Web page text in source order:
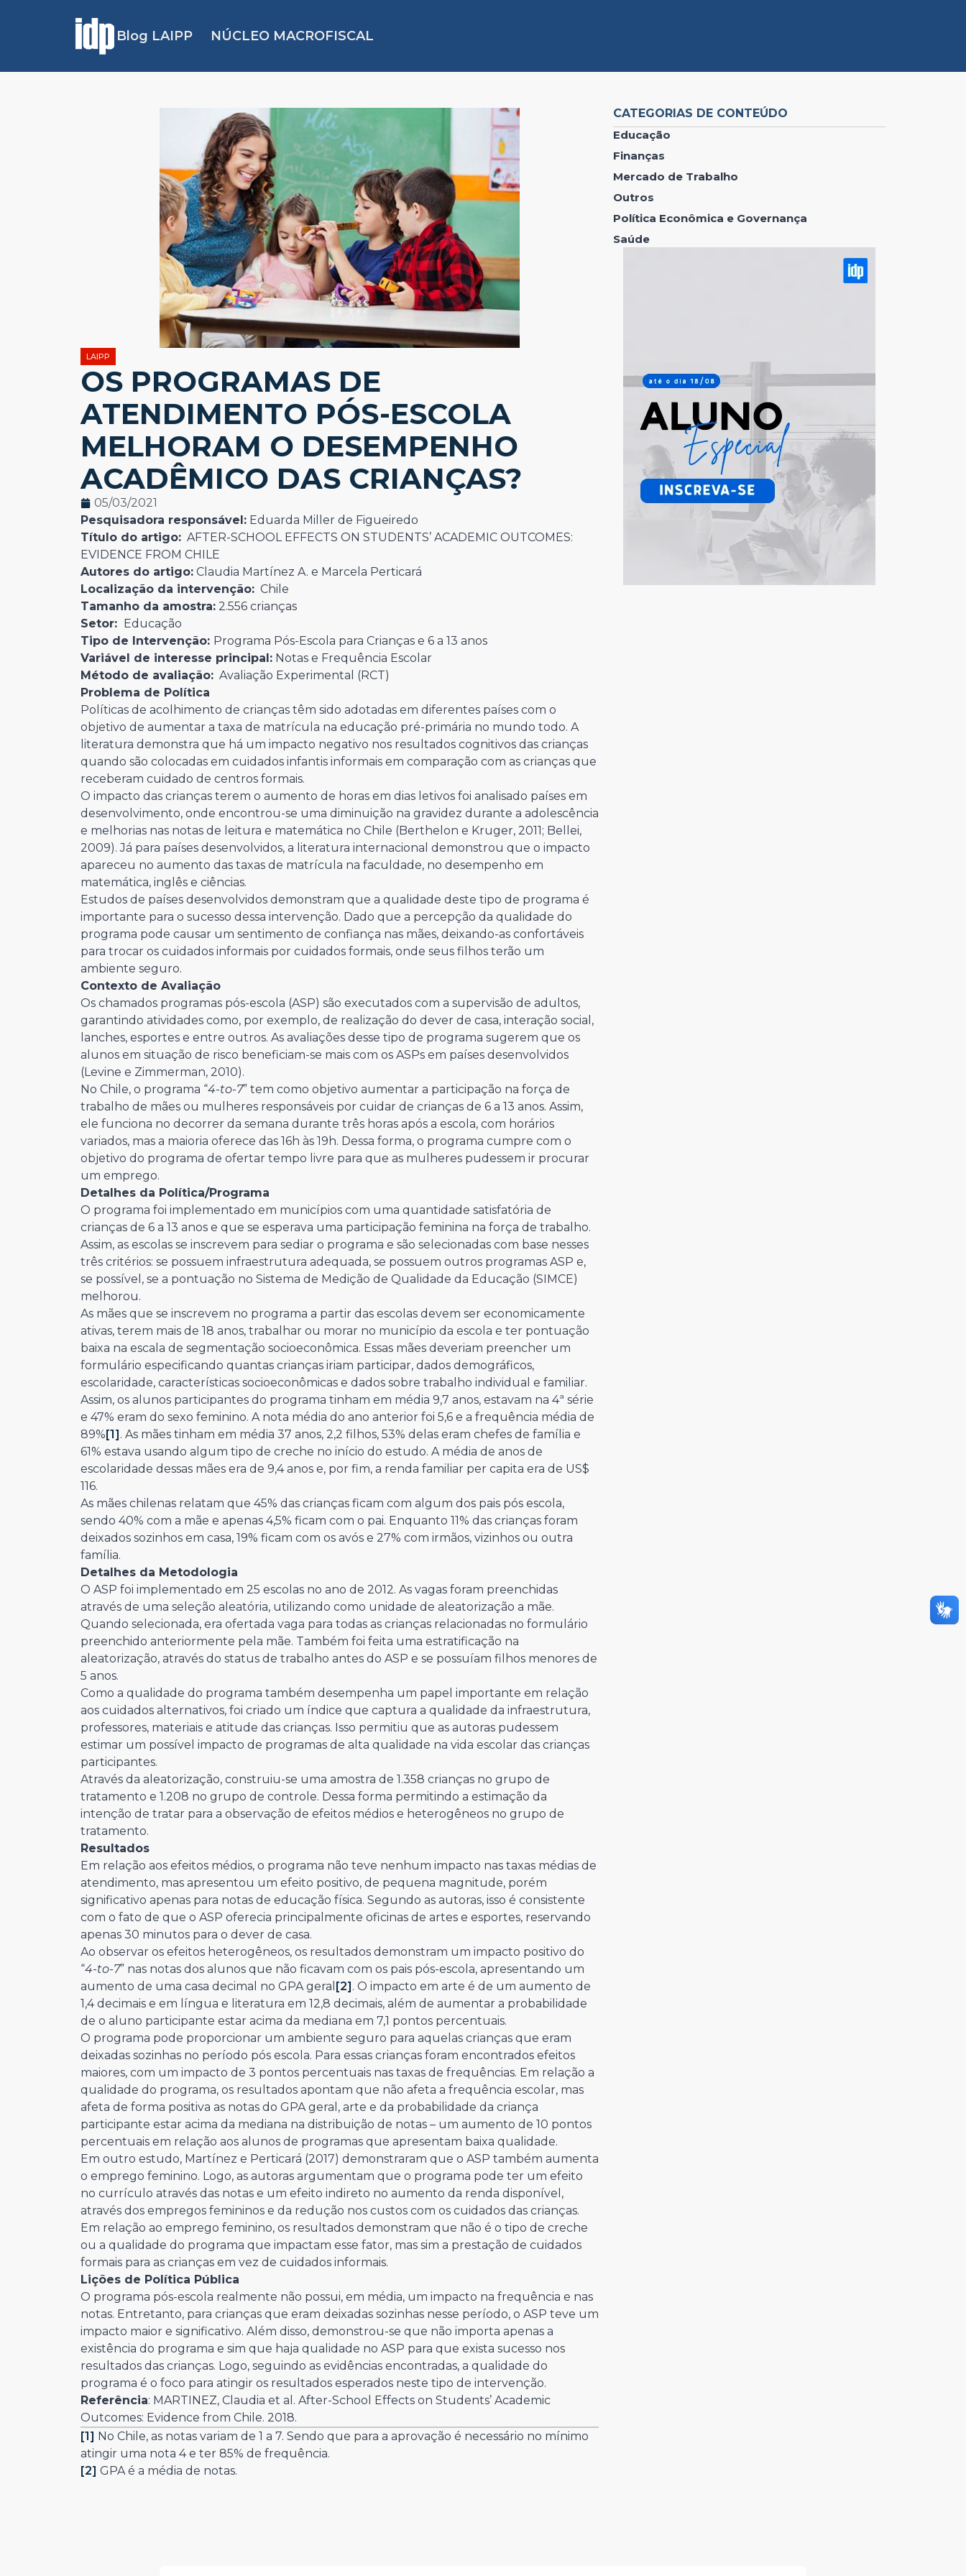
Blog LAIPP NÚCLEO MACROFISCAL
LAIPP
OS PROGRAMAS DE
ATENDIMENTO PÓS-ESCOLA
MELHORAM O DESEMPENHO
ACADÊMICO DAS CRIANÇAS?
05/03/2021
Pesquisadora responsável: Eduarda Miller de Figueiredo
Título do artigo: AFTER-SCHOOL EFFECTS ON STUDENTS’ ACADEMIC OUTCOMES:
EVIDENCE FROM CHILE
Autores do artigo: Claudia Martínez A. e Marcela Perticará
Localização da intervenção: Chile
Tamanho da amostra: 2.556 crianças
Setor: Educação
Tipo de Intervenção: Programa Pós-Escola para Crianças e 6 a 13 anos
Variável de interesse principal: Notas e Frequência Escolar
Método de avaliação: Avaliação Experimental (RCT)
Problema de Política
Políticas de acolhimento de crianças têm sido adotadas em diferentes países com o
objetivo de aumentar a taxa de matrícula na educação pré-primária no mundo todo. A
literatura demonstra que há um impacto negativo nos resultados cognitivos das crianças
quando são colocadas em cuidados infantis informais em comparação com as crianças que
receberam cuidado de centros formais.
O impacto das crianças terem o aumento de horas em dias letivos foi analisado países em
desenvolvimento, onde encontrou-se uma diminuição na gravidez durante a adolescência
e melhorias nas notas de leitura e matemática no Chile (Berthelon e Kruger, 2011; Bellei,
2009). Já para países desenvolvidos, a literatura internacional demonstrou que o impacto
apareceu no aumento das taxas de matrícula na faculdade, no desempenho em
matemática, inglês e ciências.
Estudos de países desenvolvidos demonstram que a qualidade deste tipo de programa é
importante para o sucesso dessa intervenção. Dado que a percepção da qualidade do
programa pode causar um sentimento de confiança nas mães, deixando-as confortáveis
para trocar os cuidados informais por cuidados formais, onde seus filhos terão um
ambiente seguro.
Contexto de Avaliação
Os chamados programas pós-escola (ASP) são executados com a supervisão de adultos,
garantindo atividades como, por exemplo, de realização do dever de casa, interação social,
lanches, esportes e entre outros. As avaliações desse tipo de programa sugerem que os
alunos em situação de risco beneficiam-se mais com os ASPs em países desenvolvidos
(Levine e Zimmerman, 2010).
No Chile, o programa “4-to-7” tem como objetivo aumentar a participação na força de
trabalho de mães ou mulheres responsáveis por cuidar de crianças de 6 a 13 anos. Assim,
ele funciona no decorrer da semana durante três horas após a escola, com horários
variados, mas a maioria oferece das 16h às 19h. Dessa forma, o programa cumpre com o
objetivo do programa de ofertar tempo livre para que as mulheres pudessem ir procurar
um emprego.
Detalhes da Política/Programa
O programa foi implementado em municípios com uma quantidade satisfatória de
crianças de 6 a 13 anos e que se esperava uma participação feminina na força de trabalho.
Assim, as escolas se inscrevem para sediar o programa e são selecionadas com base nesses
três critérios: se possuem infraestrutura adequada, se possuem outros programas ASP e,
se possível, se a pontuação no Sistema de Medição de Qualidade da Educação (SIMCE)
melhorou.
As mães que se inscrevem no programa a partir das escolas devem ser economicamente
ativas, terem mais de 18 anos, trabalhar ou morar no município da escola e ter pontuação
baixa na escala de segmentação socioeconômica. Essas mães deveriam preencher um
formulário especificando quantas crianças iriam participar, dados demográficos,
escolaridade, características socioeconômicas e dados sobre trabalho individual e familiar.
Assim, os alunos participantes do programa tinham em média 9,7 anos, estavam na 4ª série
e 47% eram do sexo feminino. A nota média do ano anterior foi 5,6 e a frequência média de
89%[1]. As mães tinham em média 37 anos, 2,2 filhos, 53% delas eram chefes de família e
61% estava usando algum tipo de creche no início do estudo. A média de anos de
escolaridade dessas mães era de 9,4 anos e, por fim, a renda familiar per capita era de US$
116.
As mães chilenas relatam que 45% das crianças ficam com algum dos pais pós escola,
sendo 40% com a mãe e apenas 4,5% ficam com o pai. Enquanto 11% das crianças foram
deixados sozinhos em casa, 19% ficam com os avós e 27% com irmãos, vizinhos ou outra
família.
Detalhes da Metodologia
O ASP foi implementado em 25 escolas no ano de 2012. As vagas foram preenchidas
através de uma seleção aleatória, utilizando como unidade de aleatorização a mãe.
Quando selecionada, era ofertada vaga para todas as crianças relacionadas no formulário
preenchido anteriormente pela mãe. Também foi feita uma estratificação na
aleatorização, através do status de trabalho antes do ASP e se possuíam filhos menores de
5 anos.
Como a qualidade do programa também desempenha um papel importante em relação
aos cuidados alternativos, foi criado um índice que captura a qualidade da infraestrutura,
professores, materiais e atitude das crianças. Isso permitiu que as autoras pudessem
estimar um possível impacto de programas de alta qualidade na vida escolar das crianças
participantes.
Através da aleatorização, construiu-se uma amostra de 1.358 crianças no grupo de
tratamento e 1.208 no grupo de controle. Dessa forma permitindo a estimação da
intenção de tratar para a observação de efeitos médios e heterogêneos no grupo de
tratamento.
Resultados
Em relação aos efeitos médios, o programa não teve nenhum impacto nas taxas médias de
atendimento, mas apresentou um efeito positivo, de pequena magnitude, porém
significativo apenas para notas de educação física. Segundo as autoras, isso é consistente
com o fato de que o ASP oferecia principalmente oficinas de artes e esportes, reservando
apenas 30 minutos para o dever de casa.
Ao observar os efeitos heterogêneos, os resultados demonstram um impacto positivo do
“4-to-7” nas notas dos alunos que não ficavam com os pais pós-escola, apresentando um
aumento de uma casa decimal no GPA geral [2]. O impacto em arte é de um aumento de
1,4 decimais e em língua e literatura em 12,8 decimais, além de aumentar a probabilidade
de o aluno participante estar acima da mediana em 7,1 pontos percentuais.
O programa pode proporcionar um ambiente seguro para aquelas crianças que eram
deixadas sozinhas no período pós escola. Para essas crianças foram encontrados efeitos
maiores, com um impacto de 3 pontos percentuais nas taxas de frequências. Em relação a
qualidade do programa, os resultados apontam que não afeta a frequência escolar, mas
afeta de forma positiva as notas do GPA geral, arte e da probabilidade da criança
participante estar acima da mediana na distribuição de notas – um aumento de 10 pontos
percentuais em relação aos alunos de programas que apresentam baixa qualidade.
Em outro estudo, Martínez e Perticará (2017) demonstraram que o ASP também aumenta
o emprego feminino. Logo, as autoras argumentam que o programa pode ter um efeito
no currículo através das notas e um efeito indireto no aumento da renda disponível,
através dos empregos femininos e da redução nos custos com os cuidados das crianças.
Em relação ao emprego feminino, os resultados demonstram que não é o tipo de creche
ou a qualidade do programa que impactam esse fator, mas sim a prestação de cuidados
formais para as crianças em vez de cuidados informais.
Lições de Política Pública
O programa pós-escola realmente não possui, em média, um impacto na frequência e nas
notas. Entretanto, para crianças que eram deixadas sozinhas nesse período, o ASP teve um
impacto maior e significativo. Além disso, demonstrou-se que não importa apenas a
existência do programa e sim que haja qualidade no ASP para que exista sucesso nos
resultados das crianças. Logo, seguindo as evidências encontradas, a qualidade do
programa é o foco para atingir os resultados esperados neste tipo de intervenção.
Referência: MARTINEZ, Claudia et al. After-School Effects on Students’ Academic
Outcomes: Evidence from Chile. 2018.
[1] No Chile, as notas variam de 1 a 7. Sendo que para a aprovação é necessário no mínimo
atingir uma nota 4 e ter 85% de frequência.
[2] GPA é a média de notas.
CATEGORIAS DE CONTEÚDO
Educação
Finanças
Mercado de Trabalho
Outros
Política Econômica e Governança
Saúde